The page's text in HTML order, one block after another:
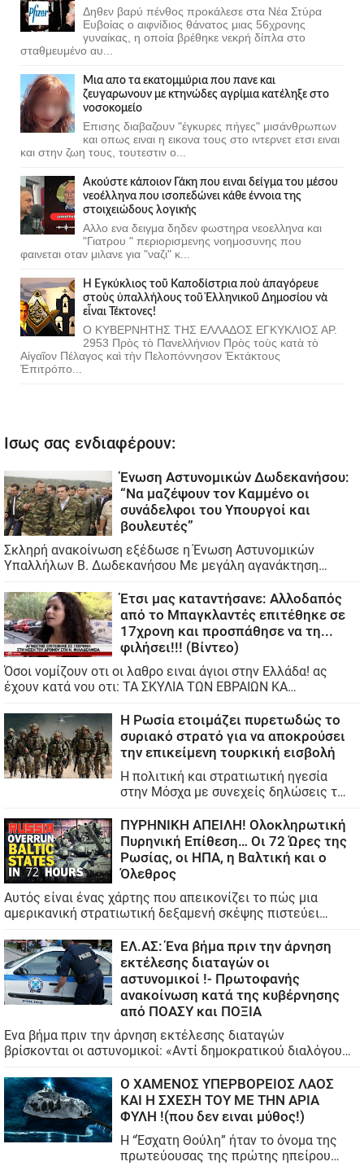
Δηθεν βαρύ πένθος προκάλεσε στα Νέα Στύρα
Ευβοίας ο αιφνίδιος θάνατος μιας 56χρονης
γυναίκας, η οποία βρέθηκε νεκρή δίπλα στο
σταθμευμένο αυ...
Μια απο τα εκατομμύρια που πανε και
ζευγαρωνουν με κτηνώδες αγρίμια κατέληξε στο
νοσοκομείο
Επισης διαβαζουν "έγκυρες πήγες" μισάνθρωπων
και οπως ειναι η εικονα τους στο ιντερνετ ετσι ειναι
και στην ζωη τους, τουτεστιν ο...
Ακούστε κάποιον Γάκη που ειναι δείγμα του μέσου
νεοέλληνα που ισοπεδώνει κάθε έννοια της
στοιχειώδους λογικής
Αλλο ενα δειγμα δηδεν φωστηρα νεοελληνα και
"Γιατρου " περιορισμενης νοημοσυνης που
φαινεται οταν μιλανε για "ναζι" κ...
Ἡ Ἐγκύκλιος τοῦ Καποδίστρια ποὺ ἀπαγόρευε
στοὺς ὑπαλλήλους τοῦ Ἑλληνικοῦ Δημοσίου νὰ
εἶναι Τέκτονες!
Ο ΚΥΒΕΡΝΗΤΗΣ ΤΗΣ ΕΛΛΑΔΟΣ ΕΓΚΥΚΛΙΟΣ ΑΡ.
2953 Πρὸς τὸ Πανελλήνιον Πρὸς τοὺς κατὰ τὸ
Αἰγαῖον Πέλαγος καὶ τὴν Πελοπόννησον Ἐκτάκτους
Ἐπιτρόπο...